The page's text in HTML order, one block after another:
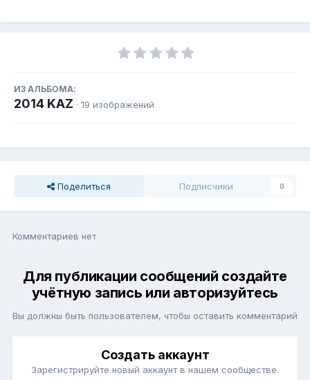
ИЗ АЛЬБОМА:
2014 KAZ · 19 изображений
Поделиться Подписчики 0
Комментариев нет
Для публикации сообщений создайте
учётную запись или авторизуйтесь
Вы должны быть пользователем, чтобы оставить комментарий
Создать аккаунт
Зарегистрируйте новый аккаунт в нашем сообществе.